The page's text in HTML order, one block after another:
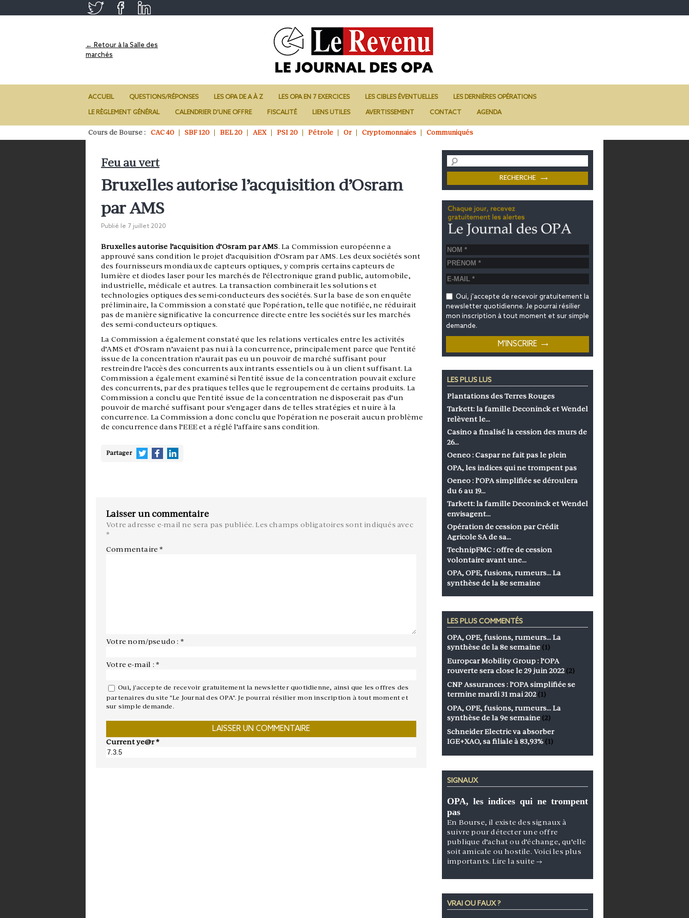
← Retour à la Salle des
marchés
ACCUEIL QUESTIONS/RÉPONSES LES OPA DE A À Z LES OPA EN 7 EXERCICES LES CIBLES ÉVENTUELLES LES DERNIÈRES OPÉRATIONS
LE RÈGLEMENT GÉNÉRAL CALENDRIER D’UNE OFFRE FISCALITÉ LIENS UTILES AVERTISSEMENT CONTACT AGENDA
Cours de Bourse : CAC 40 SBF 120 BEL 20 AEX PSI 20 Pétrole Or Cryptomonnaies Communiqués
Feu au vert
Bruxelles autorise l’acquisition d’Osram
par AMS
Publié le 7 juillet 2020
Bruxelles autorise l’acquisition d’Osram par AMS. La Commission européenne a
approuvé sans condition le projet d’acquisition d’Osram par AMS. Les deux sociétés sont
des fournisseurs mondiaux de capteurs optiques, y compris certains capteurs de
lumière et diodes laser pour les marchés de l’électronique grand public, automobile,
industrielle, médicale et autres. La transaction combinerait les solutions et
technologies optiques des semi-conducteurs des sociétés. Sur la base de son enquête
préliminaire, la Commission a constaté que l’opération, telle que notifiée, ne réduirait
pas de manière significative la concurrence directe entre les sociétés sur les marchés
des semi-conducteurs optiques.
La Commission a également constaté que les relations verticales entre les activités
d’AMS et d’Osram n’avaient pas nui à la concurrence, principalement parce que l’entité
issue de la concentration n’aurait pas eu un pouvoir de marché suffisant pour
restreindre l’accès des concurrents aux intrants essentiels ou à un client suffisant. La
Commission a également examiné si l’entité issue de la concentration pouvait exclure
des concurrents, par des pratiques telles que le regroupement de certains produits. La
Commission a conclu que l’entité issue de la concentration ne disposerait pas d’un
pouvoir de marché suffisant pour s’engager dans de telles stratégies et nuire à la
concurrence. La Commission a donc conclu que l’opération ne poserait aucun problème
de concurrence dans l’EEE et a réglé l’affaire sans condition.
Partager
Laisser un commentaire
Votre adresse e-mail ne sera pas publiée. Les champs obligatoires sont indiqués avec
*
Commentaire*
Votre nom/pseudo : *
Votre e-mail : *
Oui, j'accepte de recevoir gratuitement la newsletter quotidienne, ainsi que les offres des
partenaires du site "Le Journal des OPA". Je pourrai résilier mon inscription à tout moment et
sur simple demande.
Current ye@r*
Oui, j'accepte de recevoir gratuitement la
newsletter quotidienne. Je pourrai résilier
mon inscription à tout moment et sur simple
demande.
LES PLUS LUS
Plantations des Terres Rouges
Tarkett: la famille Deconinck et Wendel
relèvent le…
Casino a finalisé la cession des murs de
26…
Oeneo : Caspar ne fait pas le plein
OPA, les indices qui ne trompent pas
Oeneo : l’OPA simplifiée se déroulera
du 6 au 19…
Tarkett: la famille Deconinck et Wendel
envisagent…
Opération de cession par Crédit
Agricole SA de sa…
TechnipFMC : offre de cession
volontaire avant une…
OPA, OPE, fusions, rumeurs… La
synthèse de la 8e semaine
LES PLUS COMMENTÉS
OPA, OPE, fusions, rumeurs… La
synthèse de la 8e semaine (1)
Europcar Mobility Group : l’OPA
rouverte sera close le 29 juin 2022 (2)
CNP Assurances : l’OPA simplifiée se
termine mardi 31 mai 202 (1)
OPA, OPE, fusions, rumeurs… La
synthèse de la 9e semaine (2)
Schneider Electric va absorber
IGE+XAO, sa filiale à 83,93% (1)
SIGNAUX
OPA, les indices qui ne trompent
pas
En Bourse, il existe des signaux à
suivre pour détecter une offre
publique d’achat ou d’échange, qu’elle
soit amicale ou hostile. Voici les plus
importants.Lire la suite →
VRAI OU FAUX ?